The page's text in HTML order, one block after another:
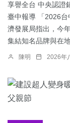
享譽全台 中央認證
臺中報導 「2026
濟發展局指出，今
集結知名品牌與在
陳明 2026年